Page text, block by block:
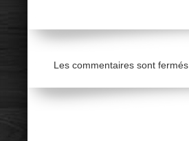
Les commentaires sont fermés